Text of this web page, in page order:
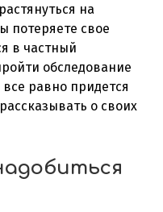
на
потеряете свое
в частный
обследование
равно придется
о своих